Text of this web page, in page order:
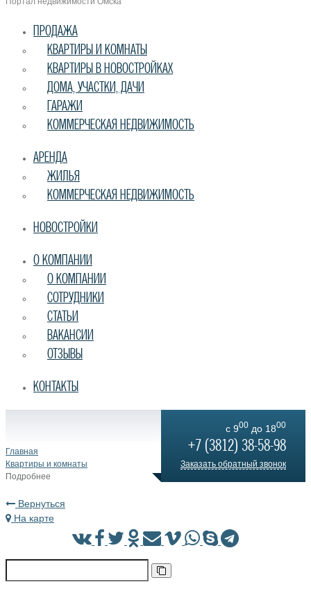
ПРОДАЖА
КВАРТИРЫ И КОМНАТЫ
КВАРТИРЫ В НОВОСТРОЙКАХ
ДОМА, УЧАСТКИ, ДАЧИ
ГАРАЖИ
КОММЕРЧЕСКАЯ НЕДВИЖИМОСТЬ
АРЕНДА
ЖИЛЬЯ
КОММЕРЧЕСКАЯ НЕДВИЖИМОСТЬ
НОВОСТРОЙКИ
О КОМПАНИИ
О КОМПАНИИ
СОТРУДНИКИ
СТАТЬИ
ВАКАНСИИ
ОТЗЫВЫ
КОНТАКТЫ
c 900 до 1800
+7 (3812) 38-58-98
Заказать обратный звонок
Главная
Квартиры и комнаты
Подробнее
Вернуться
На карте